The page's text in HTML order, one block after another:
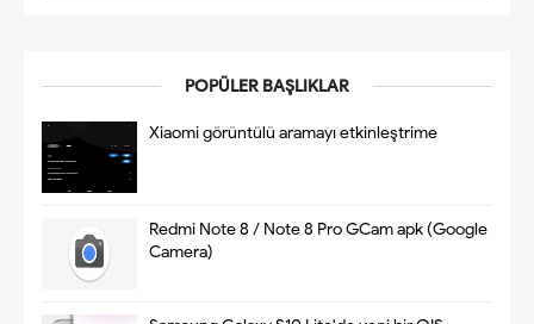
POPÜLER BAŞLIKLAR
Xiaomi görüntülü aramayı etkinleştrime
Redmi Note 8 / Note 8 Pro GCam apk (Google
Camera)